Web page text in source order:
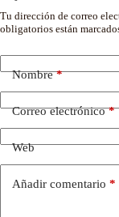
Tu dirección de correo
obligatorios están
Nombre*
Correo electrónico*
Web
Añadir comentario *